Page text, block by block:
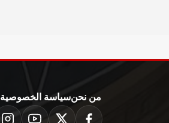
من نحنسياسة الخصوصية